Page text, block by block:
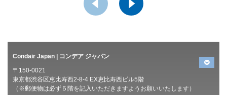
Condair Japan | コンデア ジャパン
〒150-0021
東京都渋谷区恵比寿西2-8-4 EX恵比寿西ビル5階
（※郵便物は必ず５階を記入いただきますようお願いいたします）